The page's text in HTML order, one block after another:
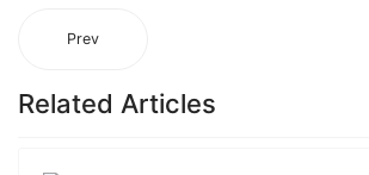
Prev
Related Articles